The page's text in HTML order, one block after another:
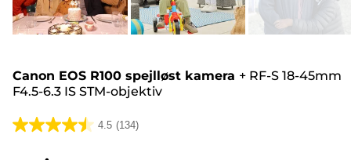
Canon EOS R100 spejlløst kamera + RF-S 18-45mm
F4.5-6.3 IS STM-objektiv
4.5 (134)
4.5